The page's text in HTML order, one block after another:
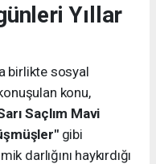
Yıllar
birlikte sosyal
konu,
Saçlım Mavi
gibi
darlığını haykırdığı